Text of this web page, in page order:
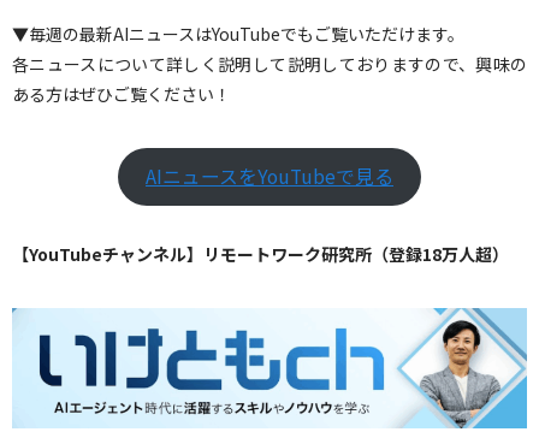
▼毎週の最新AIニュースはYouTubeでもご覧いただけます。
各ニュースについて詳しく説明して説明しておりますので、興味の
ある方はぜひご覧ください！
AIニュースをYouTubeで見る
【YouTubeチャンネル】リモートワーク研究所（登録18万人超）